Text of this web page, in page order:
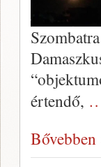
értendő,
Bővebben